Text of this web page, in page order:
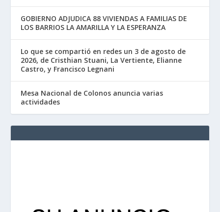
GOBIERNO ADJUDICA 88 VIVIENDAS A FAMILIAS DE
LOS BARRIOS LA AMARILLA Y LA ESPERANZA
Lo que se compartió en redes un 3 de agosto de
2026, de Cristhian Stuani, La Vertiente, Elianne
Castro, y Francisco Legnani
Mesa Nacional de Colonos anuncia varias
actividades